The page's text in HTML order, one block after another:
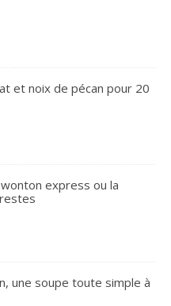
et noix de pécan pour 20
express ou la
une soupe toute simple à